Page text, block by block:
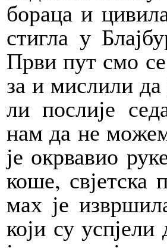
бо­ра­ца и
сти­гла у
Пр­ви пут смо
за и ми­сли­ли
ли по­сли­је
нам да не
је окр­ва­вио
ко­ше,
мах је
ко­ји су